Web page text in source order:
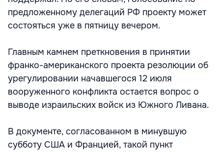
предложенному делегаций РФ проекту может
состояться уже в пятницу вечером.
Главным камнем преткновения в принятии
франко-американского проекта резолюции об
урегулировании начавшегося 12 июля
вооруженного конфликта остается вопрос о
выводе израильских войск из Южного Ливана.
В документе, согласованном в минувшую
субботу США и Францией, такой пункт